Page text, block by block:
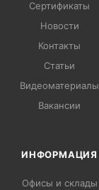
Сертификаты
Новости
Контакты
Статьи
Видеоматериалы
Вакансии
ИНФОРМАЦИЯ
Офисы и склады